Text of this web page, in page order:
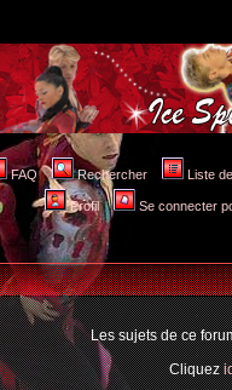
FAQ Rechercher Liste
Profil Se connecter
Les sujets de ce
Cliquez